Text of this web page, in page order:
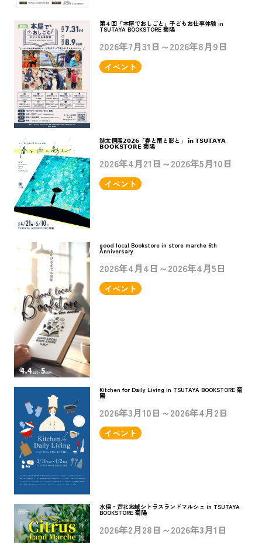
第４回「本屋でおしごと」子どもお仕事体験 in
TSUTAYA BOOKSTORE 菊陽
2026年7月31日～2026年8月9日
イベント
詩太個展𝟮𝟬𝟮𝟲「春と雨と影と」 𝗶𝗻 𝗧𝗦𝗨𝗧𝗔𝗬𝗔
𝗕𝗢𝗢𝗞𝗦𝗧𝗢𝗥𝗘 菊陽
2026年4月21日～2026年5月10日
イベント
good local Bookstore in store marche 6th
Anniversary
2026年4月4日～2026年4月5日
イベント
Kitchen for Daily Living in TSUTAYA BOOKSTORE 菊
陽
2026年3月10日～2026年4月2日
イベント
水俣・芦北地域シトラスランドマルシェ in TSUTAYA
BOOKSTORE 菊陽
2026年2月28日～2026年3月1日